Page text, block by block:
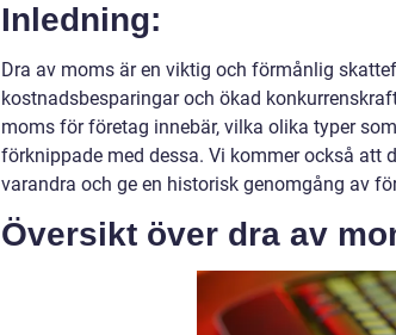
Inledning:
Dra av moms är en viktig och förmånlig
kostnadsbesparingar och ökad
moms för företag innebär, vilka olika typer
förknippade med dessa. Vi kommer också att
varandra och ge en historisk genomgång av
Översikt över dra av